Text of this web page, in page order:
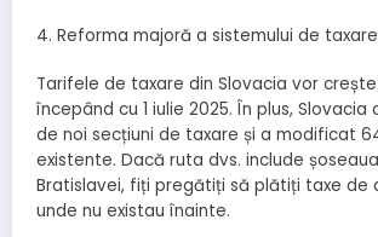
4. Reforma majoră a sistemului de
Tarifele de taxare din Slovacia vor
începând cu 1 iulie 2025. În plus, Slovacia
de noi secțiuni de taxare și a modificat
existente. Dacă ruta dvs. include
Bratislavei, fiți pregătiți să plătiți taxe de
unde nu existau înainte.